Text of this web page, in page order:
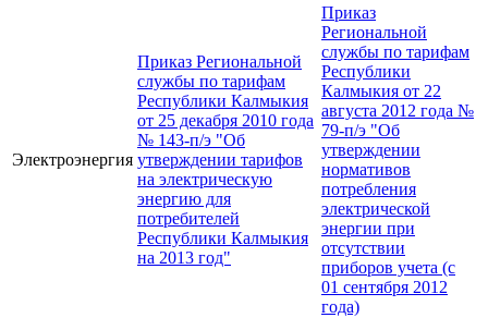
Электроэнергия
Приказ Региональной
службы по тарифам
Республики Калмыкия
от 25 декабря 2010 года
№ 143-п/э "Об
утверждении тарифов
на электрическую
энергию для
потребителей
Республики Калмыкия
на 2013 год"
Приказ
Региональной
службы по тарифам
Республики
Калмыкия от 22
августа 2012 года №
79-п/э "Об
утверждении
нормативов
потребления
электрической
энергии при
отсутствии
приборов учета (с
01 сентября 2012
года)